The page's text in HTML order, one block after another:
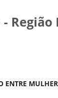
Região